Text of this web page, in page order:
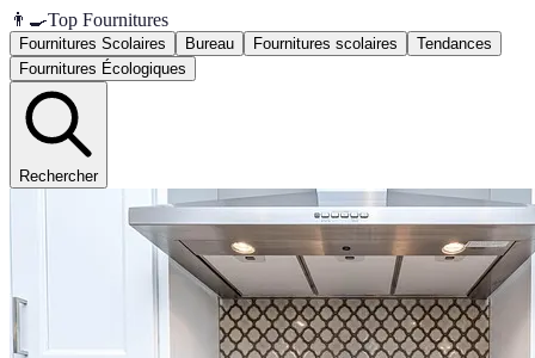
👨‍🍳Top Fournitures
Fournitures Scolaires Bureau Fournitures scolaires
Tendances
Fournitures Écologiques
Rechercher